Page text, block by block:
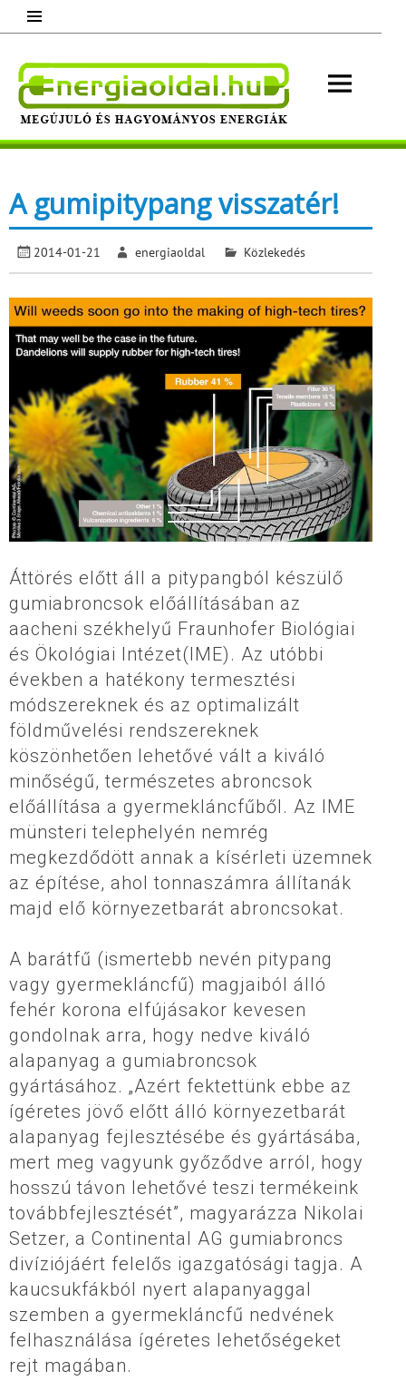
content
Megújuló és hagyományos energiák.
A gumipitypang visszatér!
2014-01-21 energiaoldal Közlekedés
Áttörés előtt áll a pitypangból készülő
gumiabroncsok előállításában az
aacheni székhelyű Fraunhofer Biológiai
és Ökológiai Intézet(IME). Az utóbbi
években a hatékony termesztési
módszereknek és az optimalizált
földművelési rendszereknek
köszönhetően lehetővé vált a kiváló
minőségű, természetes abroncsok
előállítása a gyermekláncfűből. Az IME
münsteri telephelyén nemrég
megkezdődött annak a kísérleti üzemnek
az építése, ahol tonnaszámra állítanák
majd elő környezetbarát abroncsokat.
A barátfű (ismertebb nevén pitypang
vagy gyermekláncfű) magjaiból álló
fehér korona elfújásakor kevesen
gondolnak arra, hogy nedve kiváló
alapanyag a gumiabroncsok
gyártásához. „Azért fektettünk ebbe az
ígéretes jövő előtt álló környezetbarát
alapanyag fejlesztésébe és gyártásába,
mert meg vagyunk győződve arról, hogy
hosszú távon lehetővé teszi termékeink
továbbfejlesztését”, magyarázza Nikolai
Setzer, a Continental AG gumiabroncs
divíziójáért felelős igazgatósági tagja. A
kaucsukfákból nyert alapanyaggal
szemben a gyermekláncfű nedvének
felhasználása ígéretes lehetőségeket
rejt magában.